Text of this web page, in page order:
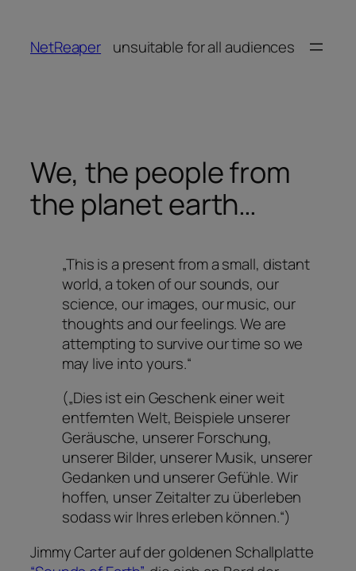
springen
NetReaper unsuitable for all audiences
We, the people from
the planet earth…
„This is a present from a small, distant
world, a token of our sounds, our
science, our images, our music, our
thoughts and our feelings. We are
attempting to survive our time so we
may live into yours.“
(„Dies ist ein Geschenk einer weit
entfernten Welt, Beispiele unserer
Geräusche, unserer Forschung,
unserer Bilder, unserer Musik, unserer
Gedanken und unserer Gefühle. Wir
hoffen, unser Zeitalter zu überleben
sodass wir Ihres erleben können.“)
Jimmy Carter auf der goldenen Schallplatte